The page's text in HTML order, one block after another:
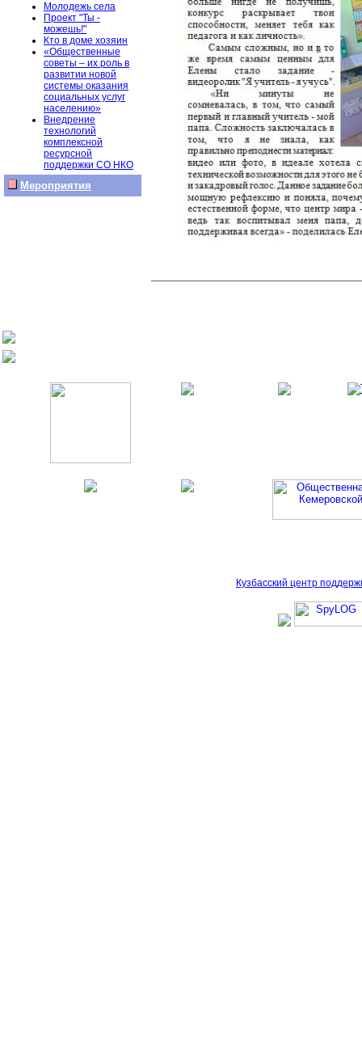
Молодежь села
Проект "Ты -
можешь!"
Кто в доме хозяин
«Общественные
советы – их роль в
развитии новой
системы оказания
социальных услуг
населению»
Внедрение
технологий
комплексной
ресурсной
поддержки СО НКО
Мероприятия
Кузбасский центр